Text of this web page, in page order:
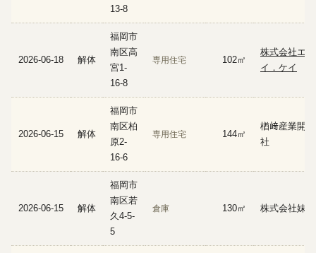
13-8
2026-06-18 解体
福岡市
南区高
宮1-
16-8
専用住宅 102㎡
株式会社エ
イ．ケイ
2026-06-15 解体
福岡市
南区柏
原2-
16-6
専用住宅 144㎡
楢﨑産業開
社
2026-06-15 解体
福岡市
南区若
久4-5-
5
倉庫 130㎡ 株式会社妹